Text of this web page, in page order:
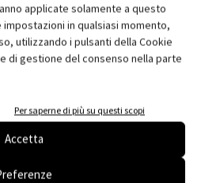
applicate solamente a questo
in qualsiasi momento,
utilizzando i pulsanti della Cookie
di gestione del consenso nella parte
Per saperne di più su questi scopi
Accetta
Edicola web
alla newsletter